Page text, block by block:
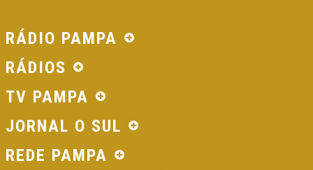
RÁDIO PAMPA
RÁDIOS
TV PAMPA
JORNAL O SUL
REDE PAMPA